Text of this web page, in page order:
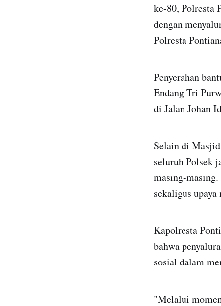
ke-80, Polresta
dengan
Polresta
Penyerahan
Endang Tri
di Jalan Johan
Selain di
seluruh Polsek
masing-
sekaligus
Kapolresta
bahwa
sosial dalam
"Melalui